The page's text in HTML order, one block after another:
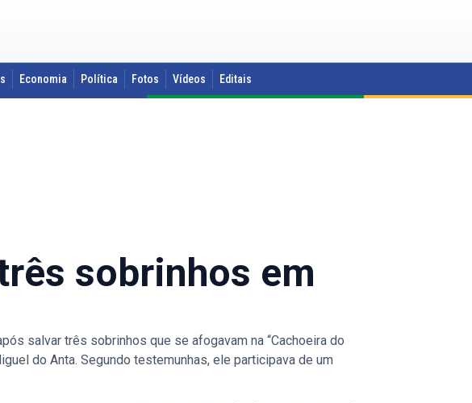
Economia Política Fotos Vídeos Editais
sobrinhos em
salvar três sobrinhos que se afogavam na “Cachoeira do
do Anta. Segundo testemunhas, ele participava de um